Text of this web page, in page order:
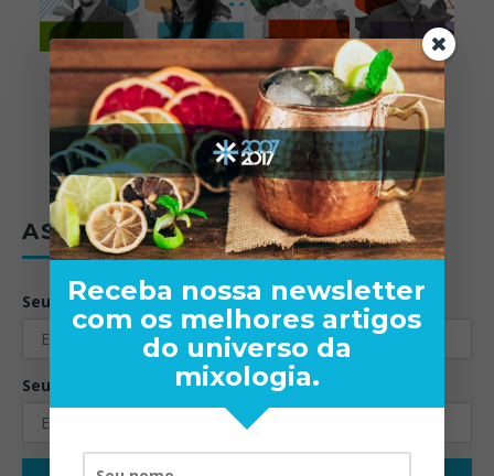
ASSINE A NEWSLETTER
Seu nome:
Seu email:
Receba nossa newsletter
com os melhores artigos
do universo da
mixologia.